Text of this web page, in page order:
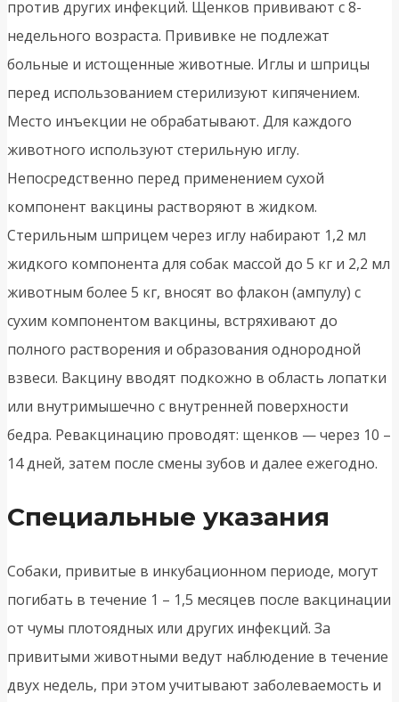
против других инфекций. Щенков прививают с 8-
недельного возраста. Прививке не подлежат
больные и истощенные животные. Иглы и шприцы
перед использованием стерилизуют кипячением.
Место инъекции не обрабатывают. Для каждого
животного используют стерильную иглу.
Непосредственно перед применением сухой
компонент вакцины растворяют в жидком.
Стерильным шприцем через иглу набирают 1,2 мл
жидкого компонента для собак массой до 5 кг и 2,2 мл
животным более 5 кг, вносят во флакон (ампулу) с
сухим компонентом вакцины, встряхивают до
полного растворения и образования однородной
взвеси. Вакцину вводят подкожно в область лопатки
или внутримышечно с внутренней поверхности
бедра. Ревакцинацию проводят: щенков — через 10 –
14 дней, затем после смены зубов и далее ежегодно.
Специальные указания
Собаки, привитые в инкубационном периоде, могут
погибать в течение 1 – 1,5 месяцев после вакцинации
от чумы плотоядных или других инфекций. За
привитыми животными ведут наблюдение в течение
двух недель, при этом учитывают заболеваемость и